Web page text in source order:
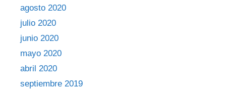
agosto 2020
julio 2020
junio 2020
mayo 2020
abril 2020
septiembre 2019